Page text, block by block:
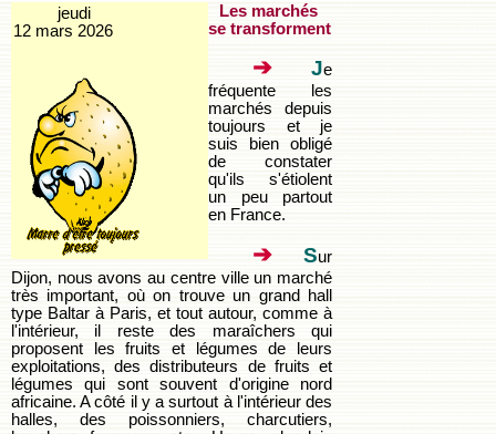
jeudi
12 mars 2026
Les marchés
se transforment
➔ Je
fréquente les
marchés depuis
toujours et je
suis bien obligé
de constater
qu'ils s'étiolent
un peu partout
en France.
➔ Sur
Dijon, nous avons au centre ville un marché
très important, où on trouve un grand hall
type Baltar à Paris, et tout autour, comme à
l'intérieur, il reste des maraîchers qui
proposent les fruits et légumes de leurs
exploitations, des distributeurs de fruits et
légumes qui sont souvent d'origine nord
africaine. A côté il y a surtout à l'intérieur des
halles, des poissonniers, charcutiers,